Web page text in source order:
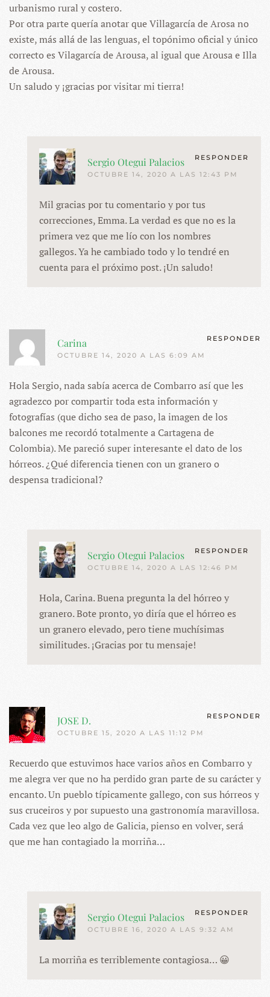
urbanismo rural y costero.
Por otra parte quería anotar que Villagarcía de Arosa no
existe, más allá de las lenguas, el topónimo oficial y único
correcto es Vilagarcía de Arousa, al igual que Arousa e Illa
de Arousa.
Un saludo y ¡gracias por visitar mi tierra!
Sergio Otegui Palacios
OCTUBRE 14, 2020 A LAS 12:43 PM
RESPONDER
Mil gracias por tu comentario y por tus
correcciones, Emma. La verdad es que no es la
primera vez que me lío con los nombres
gallegos. Ya he cambiado todo y lo tendré en
cuenta para el próximo post. ¡Un saludo!
Carina
OCTUBRE 14, 2020 A LAS 6:09 AM
RESPONDER
Hola Sergio, nada sabía acerca de Combarro así que les
agradezco por compartir toda esta información y
fotografías (que dicho sea de paso, la imagen de los
balcones me recordó totalmente a Cartagena de
Colombia). Me pareció super interesante el dato de los
hórreos. ¿Qué diferencia tienen con un granero o
despensa tradicional?
Sergio Otegui Palacios
OCTUBRE 14, 2020 A LAS 12:46 PM
RESPONDER
Hola, Carina. Buena pregunta la del hórreo y
granero. Bote pronto, yo diría que el hórreo es
un granero elevado, pero tiene muchísimas
similitudes. ¡Gracias por tu mensaje!
JOSE D.
OCTUBRE 15, 2020 A LAS 11:12 PM
RESPONDER
Recuerdo que estuvimos hace varios años en Combarro y
me alegra ver que no ha perdido gran parte de su carácter y
encanto. Un pueblo típicamente gallego, con sus hórreos y
sus cruceiros y por supuesto una gastronomía maravillosa.
Cada vez que leo algo de Galicia, pienso en volver, será
que me han contagiado la morriña…
Sergio Otegui Palacios
OCTUBRE 16, 2020 A LAS 9:32 AM
RESPONDER
La morriña es terriblemente contagiosa… 😀